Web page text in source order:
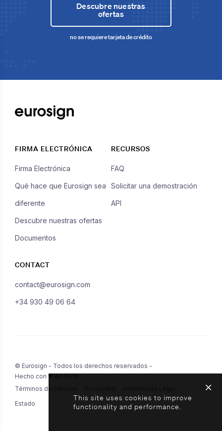
Descubre nuestras
ofertas
no se requiere tarjeta de crédito
FIRMA ELECTRÓNICA
Firma Electrónica
Qué hace que Eurosign sea
diferente
Descubre nuestras ofertas
Documentos
RECURSOS
FAQ
Solicitar una demostración
API
CONTACT
contact@eurosign.com
+34 930 49 06 64
© Eurosign - Todos los derechos reservados -
Hecho con ❤ en París
Términos de Servicio
Estado
This site uses cookies to improve
functionality and performance.